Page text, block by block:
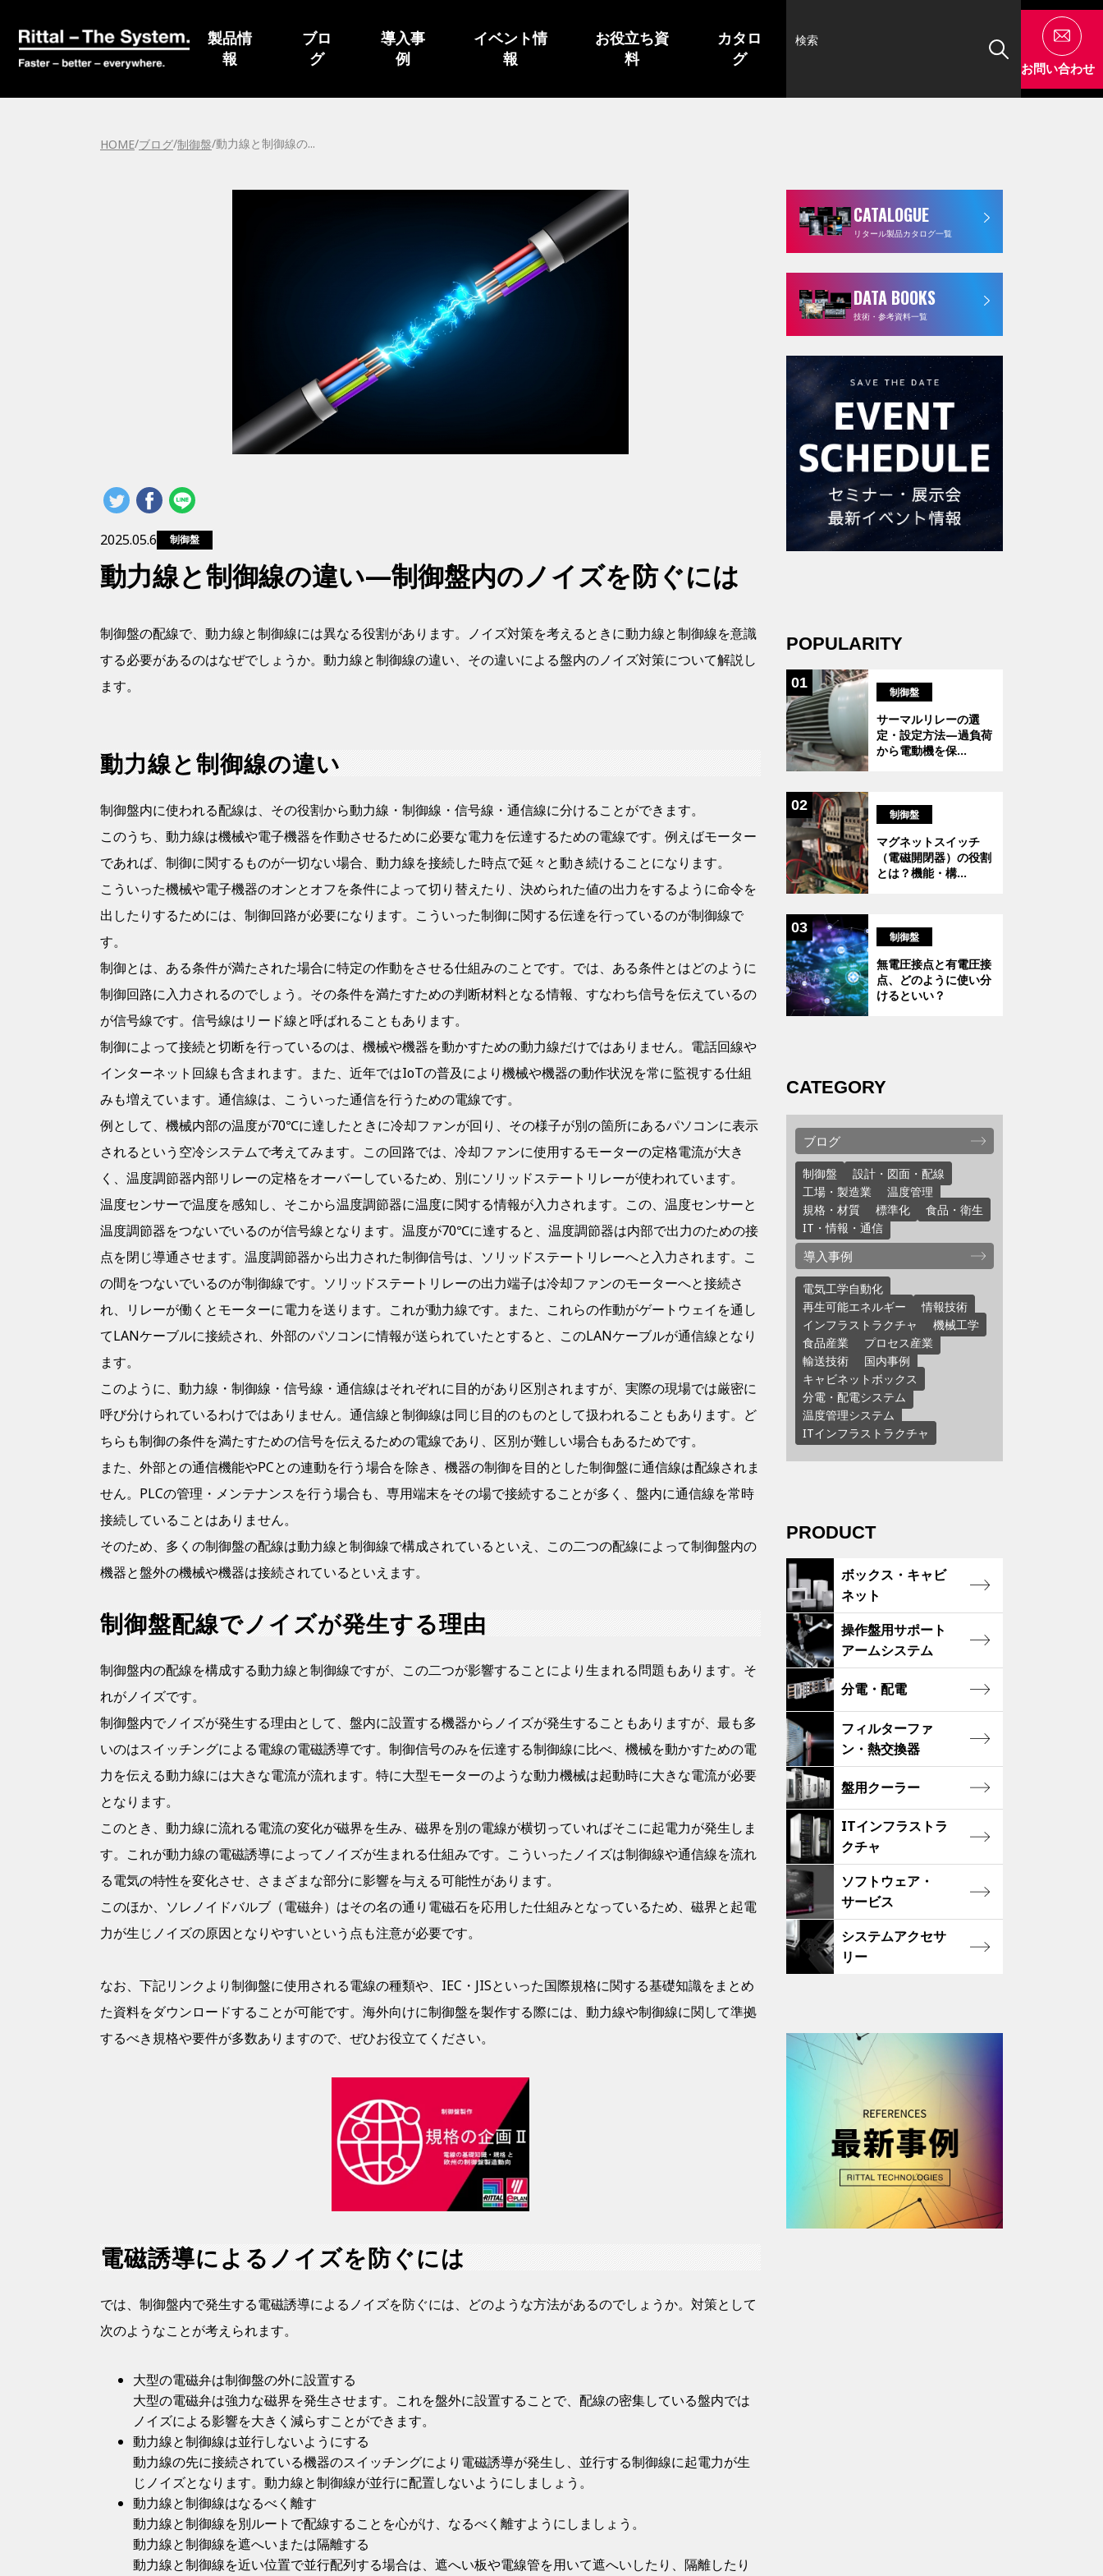
製品情
報
ブロ
グ
ブログ
導入事
例
導入事例
イベント情
報
お役立ち資
料
カタロ
グ
お問い合わせ
HOME/ブログ/制御盤/動力線と制御線の...
2025.05.6 制御盤
動力線と制御線の違い―制御盤内のノイズを防ぐには
制御盤の配線で、動力線と制御線には異なる役割があります。ノイズ対策を考えるときに動力線と制御線を意識
する必要があるのはなぜでしょうか。動力線と制御線の違い、その違いによる盤内のノイズ対策について解説し
ます。
動力線と制御線の違い
制御盤内に使われる配線は、その役割から動力線・制御線・信号線・通信線に分けることができます。
このうち、動力線は機械や電子機器を作動させるために必要な電力を伝達するための電線です。例えばモーター
であれば、制御に関するものが一切ない場合、動力線を接続した時点で延々と動き続けることになります。
こういった機械や電子機器のオンとオフを条件によって切り替えたり、決められた値の出力をするように命令を
出したりするためには、制御回路が必要になります。こういった制御に関する伝達を行っているのが制御線で
す。
制御とは、ある条件が満たされた場合に特定の作動をさせる仕組みのことです。では、ある条件とはどのように
制御回路に入力されるのでしょう。その条件を満たすための判断材料となる情報、すなわち信号を伝えているの
が信号線です。信号線はリード線と呼ばれることもあります。
制御によって接続と切断を行っているのは、機械や機器を動かすための動力線だけではありません。電話回線や
インターネット回線も含まれます。また、近年ではIoTの普及により機械や機器の動作状況を常に監視する仕組
みも増えています。通信線は、こういった通信を行うための電線です。
例として、機械内部の温度が70℃に達したときに冷却ファンが回り、その様子が別の箇所にあるパソコンに表示
されるという空冷システムで考えてみます。この回路では、冷却ファンに使用するモーターの定格電流が大き
く、温度調節器内部リレーの定格をオーバーしているため、別にソリッドステートリレーが使われています。
温度センサーで温度を感知し、そこから温度調節器に温度に関する情報が入力されます。この、温度センサーと
温度調節器をつないでいるのが信号線となります。温度が70℃に達すると、温度調節器は内部で出力のための接
点を閉じ導通させます。温度調節器から出力された制御信号は、ソリッドステートリレーへと入力されます。こ
の間をつないでいるのが制御線です。ソリッドステートリレーの出力端子は冷却ファンのモーターへと接続さ
れ、リレーが働くとモーターに電力を送ります。これが動力線です。また、これらの作動がゲートウェイを通し
てLANケーブルに接続され、外部のパソコンに情報が送られていたとすると、このLANケーブルが通信線となり
ます。
このように、動力線・制御線・信号線・通信線はそれぞれに目的があり区別されますが、実際の現場では厳密に
呼び分けられているわけではありません。通信線と制御線は同じ目的のものとして扱われることもあります。ど
ちらも制御の条件を満たすための信号を伝えるための電線であり、区別が難しい場合もあるためです。
また、外部との通信機能やPCとの連動を行う場合を除き、機器の制御を目的とした制御盤に通信線は配線されま
せん。 PLCの管理・メンテナンスを行う場合も、専用端末をその場で接続することが多く、盤内に通信線を常時
接続していることはありません。
そのため、多くの制御盤の配線は動力線と制御線で構成されているといえ、この二つの配線によって制御盤内の
機器と盤外の機械や機器は接続されているといえます。
制御盤配線でノイズが発生する理由
制御盤内の配線を構成する動力線と制御線ですが、この二つが影響することにより生まれる問題もあります。そ
れがノイズです。
制御盤内でノイズが発生する理由として、盤内に設置する機器からノイズが発生することもありますが、最も多
いのはスイッチングによる電線の電磁誘導です。制御信号のみを伝達する制御線に比べ、機械を動かすための電
力を伝える動力線には大きな電流が流れます。特に大型モーターのような動力機械は起動時に大きな電流が必要
となります。
このとき、動力線に流れる電流の変化が磁界を生み、磁界を別の電線が横切っていればそこに起電力が発生しま
す。これが動力線の電磁誘導によってノイズが生まれる仕組みです。こういったノイズは制御線や通信線を流れ
る電気の特性を変化させ、さまざまな部分に影響を与える可能性があります。
このほか、ソレノイドバルブ（電磁弁）はその名の通り電磁石を応用した仕組みとなっているため、磁界と起電
力が生じノイズの原因となりやすいという点も注意が必要です。
なお、下記リンクより制御盤に使用される電線の種類や、IEC・JISといった国際規格に関する基礎知識をまとめ
た資料をダウンロードすることが可能です。 海外向けに制御盤を製作する際には、動力線や制御線に関して準拠
するべき規格や要件が多数ありますので、ぜひお役立てください。
電磁誘導によるノイズを防ぐには
では、制御盤内で発生する電磁誘導によるノイズを防ぐには、どのような方法があるのでしょうか。対策として
次のようなことが考えられます。
大型の電磁弁は制御盤の外に設置する
大型の電磁弁は強力な磁界を発生させます。これを盤外に設置することで、配線の密集している盤内では
ノイズによる影響を大きく減らすことができます。
動力線と制御線は並行しないようにする
動力線の先に接続されている機器のスイッチングにより電磁誘導が発生し、並行する制御線に起電力が生
じノイズとなります。動力線と制御線が並行に配置しないようにしましょう。
動力線と制御線はなるべく離す
動力線と制御線を別ルートで配線することを心がけ、なるべく離すようにしましょう。
動力線と制御線を遮へいまたは隔離する
動力線と制御線を近い位置で並行配列する場合は、遮へい板や電線管を用いて遮へいしたり、隔離したり
CATALOGUE
リタール製品カタログ一覧
DATA BOOKS
技術・参考資料一覧
POPULARITY
01
制御盤
サーマルリレーの選
定・設定方法―過負荷
から電動機を保...
02
制御盤
マグネットスイッチ
（電磁開閉器）の役割
とは？機能・構...
03
制御盤
無電圧接点と有電圧接
点、どのように使い分
けるといい？
CATEGORY
ブログ
制御盤
設計・図面・配線
工場・製造業
温度管理
規格・材質
標準化
食品・衛生
IT・情報・通信
導入事例
電気工学自動化
再生可能エネルギー
情報技術
インフラストラクチャ
機械工学
食品産業
プロセス産業
輸送技術
国内事例
キャビネットボックス
分電・配電システム
温度管理システム
ITインフラストラクチャ
PRODUCT
ボックス・キャビ
ネット
操作盤用サポート
アームシステム
分電・配電
フィルターファ
ン・熱交換器
盤用クーラー
ITインフラストラ
クチャ
ソフトウェア・
サービス
システムアクセサ
リー